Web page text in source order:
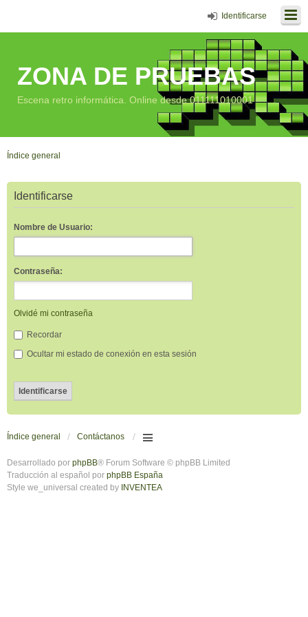
Identificarse
ZONA DE PRUEBAS
Escena retro informática. Online desde 011111010001
Índice general
Identificarse
Nombre de Usuario:
Contraseña:
Olvidé mi contraseña
Recordar
Ocultar mi estado de conexión en esta sesión
Índice general Contáctanos
Desarrollado por phpBB® Forum Software © phpBB Limited
Traducción al español por phpBB España
Style we_universal created by INVENTEA